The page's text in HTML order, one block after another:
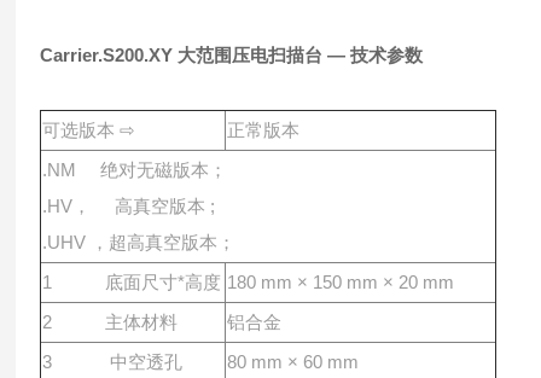
Carrier.S200.XY ⼤范围压电扫描台 — 技术参数
可选版本 ⇨
正常版本
.NM 绝对⽆磁版本；
.HV， ⾼真空版本 ;
.UHV ，超⾼真空版本；
1 底⾯尺⼨*⾼度 180 mm × 150 mm × 20 mm
2 主体材料
铝合⾦
3 中空透孔
80 mm × 60 mm